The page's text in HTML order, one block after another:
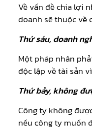
Về vấn đề chia lợi
doanh sẽ thuộc về
Thứ sáu, doanh
Một pháp nhân
độc lập về tài sản
Thứ bảy, không
Công ty không
nếu công ty muốn